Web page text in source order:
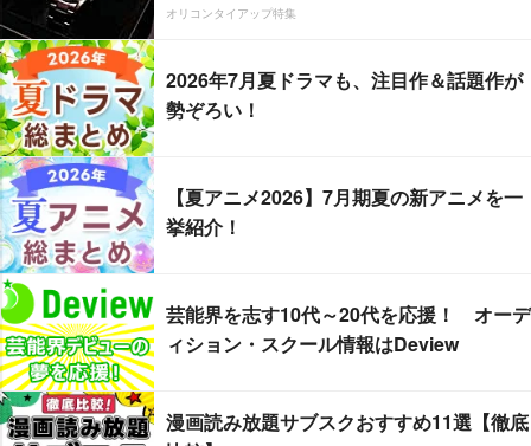
オリコンタイアップ特集
2026年7月夏ドラマも、注目作＆話題作が
勢ぞろい！
【夏アニメ2026】7月期夏の新アニメを一
挙紹介！
芸能界を志す10代～20代を応援！ オーデ
ィション・スクール情報はDeview
漫画読み放題サブスクおすすめ11選【徹底